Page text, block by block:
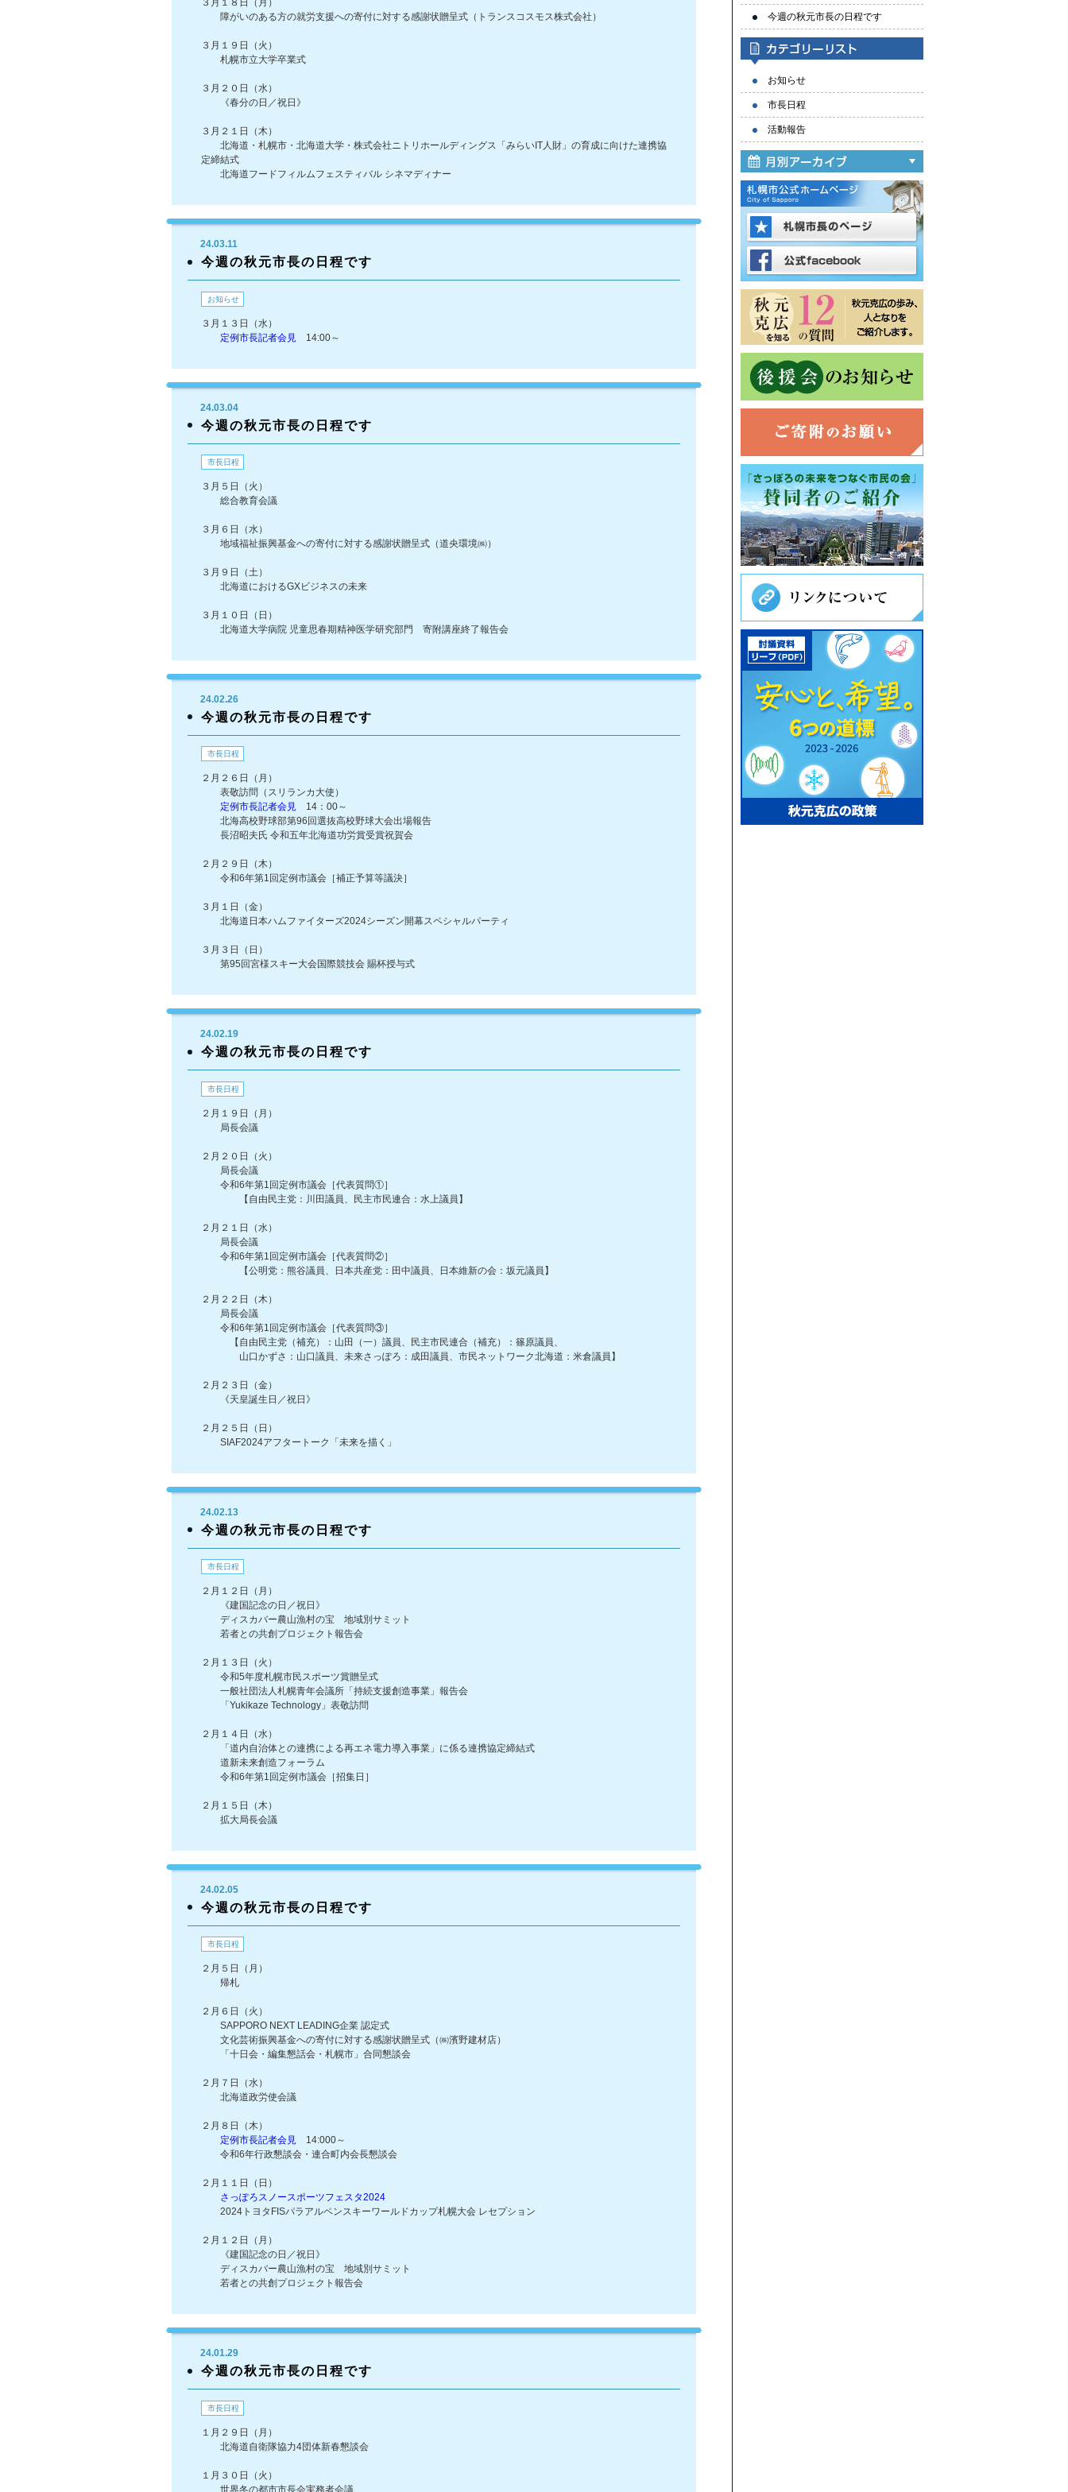
３月１８日（月）
障がいのある方の就労支援への寄付に対する感謝状贈呈式（トランスコスモス株式会社）
３月１９日（火）
札幌市立大学卒業式
３月２０日（水）
《春分の日／祝日》
３月２１日（木）
北海道・札幌市・北海道大学・株式会社ニトリホールディングス「みらいIT人財」の育成に向けた連携協
定締結式
北海道フードフィルムフェスティバル シネマディナー
24.03.11
今週の秋元市長の日程です
お知らせ
３月１３日（水）
定例市長記者会見
14:00～
24.03.04
今週の秋元市長の日程です
市長日程
３月５日（火）
総合教育会議
３月６日（水）
地域福祉振興基金への寄付に対する感謝状贈呈式（道央環境㈱）
３月９日（土）
北海道におけるGXビジネスの未来
３月１０日（日）
北海道大学病院 児童思春期精神医学研究部門 寄附講座終了報告会
24.02.26
今週の秋元市長の日程です
市長日程
２月２６日（月）
表敬訪問（スリランカ大使）
定例市長記者会見 14：00～
北海高校野球部第96回選抜高校野球大会出場報告
長沼昭夫氏 令和五年北海道功労賞受賞祝賀会
２月２９日（木）
令和6年第1回定例市議会［補正予算等議決］
３月１日（金）
北海道日本ハムファイターズ2024シーズン開幕スペシャルパーティ
３月３日（日）
第95回宮様スキー大会国際競技会 賜杯授与式
24.02.19
今週の秋元市長の日程です
市長日程
２月１９日（月）
局長会議
２月２０日（火）
局長会議
令和6年第1回定例市議会［代表質問①］
【自由民主党：川田議員、民主市民連合：水上議員】
２月２１日（水）
局長会議
令和6年第1回定例市議会［代表質問②］
【公明党：熊谷議員、日本共産党：田中議員、日本維新の会：坂元議員】
２月２２日（木）
局長会議
令和6年第1回定例市議会［代表質問③］
【自由民主党（補充）：山田（一）議員、民主市民連合（補充）：篠原議員、
山口かずさ：山口議員、未来さっぽろ：成田議員、市民ネットワーク北海道：米倉議員】
２月２３日（金）
《天皇誕生日／祝日》
２月２５日（日）
SIAF2024アフタートーク「未来を描く」
24.02.13
今週の秋元市長の日程です
市長日程
２月１２日（月）
《建国記念の日／祝日》
ディスカバー農山漁村の宝 地域別サミット
若者との共創プロジェクト報告会
２月１３日（火）
令和5年度札幌市民スポーツ賞贈呈式
一般社団法人札幌青年会議所「持続支援創造事業」報告会
「Yukikaze Technology」表敬訪問
２月１４日（水）
「道内自治体との連携による再エネ電力導入事業」に係る連携協定締結式
道新未来創造フォーラム
令和6年第1回定例市議会［招集日］
２月１５日（木）
拡大局長会議
24.02.05
今週の秋元市長の日程です
市長日程
２月５日（月）
帰札
２月６日（火）
SAPPORO NEXT LEADING企業 認定式
文化芸術振興基金への寄付に対する感謝状贈呈式（㈱濱野建材店）
「十日会・編集懇話会・札幌市」合同懇談会
２月７日（水）
北海道政労使会議
２月８日（木）
定例市長記者会見 14:000～
令和6年行政懇談会・連合町内会長懇談会
２月１１日（日）
さっぽろスノースポーツフェスタ2024
2024トヨタFISパラアルペンスキーワールドカップ札幌大会 レセプション
２月１２日（月）
《建国記念の日／祝日》
ディスカバー農山漁村の宝 地域別サミット
若者との共創プロジェクト報告会
24.01.29
今週の秋元市長の日程です
市長日程
１月２９日（月）
北海道自衛隊協力4団体新春懇談会
１月３０日（火）
世界冬の都市市長会実務者会議
今週の秋元市長の日程です
お知らせ
市長日程
活動報告